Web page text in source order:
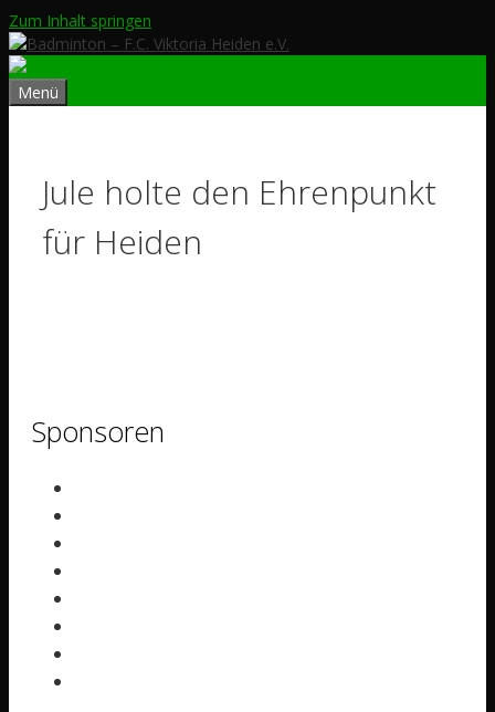
Zum Inhalt springen
Menü
Jule holte den Ehrenpunkt
für Heiden
Sponsoren